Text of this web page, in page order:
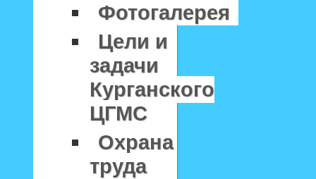
Фотогалерея
Цели и
задачи
Курганского
ЦГМС
Охрана
труда